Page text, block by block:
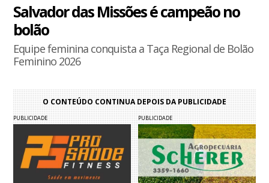
Salvador das Missões é campeão no
bolão
Equipe feminina conquista a Taça Regional de Bolão
Feminino 2026
O CONTEÚDO CONTINUA DEPOIS DA PUBLICIDADE
PUBLICIDADE PUBLICIDADE